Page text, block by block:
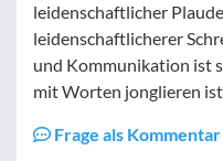
leidenschaftlicher
leidenschaftlicherer
und Kommunikation ist
mit Worten jonglieren
Frage als